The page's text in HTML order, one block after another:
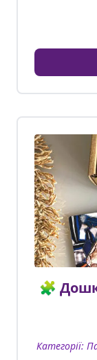
🧩
Категорії: